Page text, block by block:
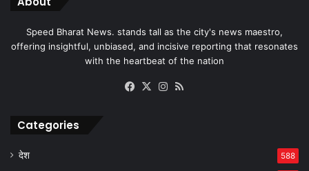
Speed Bharat News. stands tall as the city's news maestro,
offering insightful, unbiased, and incisive reporting that resonates
with the heartbeat of the nation
Facebook
X Instagram
Categories
देश 588